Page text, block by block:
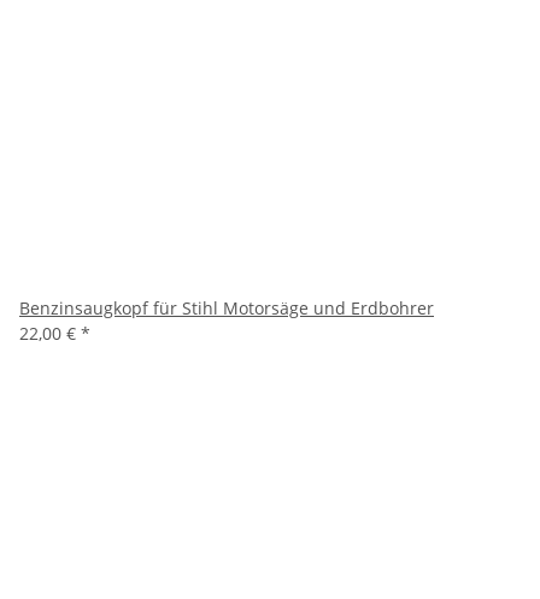
Benzinsaugkopf für Stihl Motorsäge und Erdbohrer
22,00 € *